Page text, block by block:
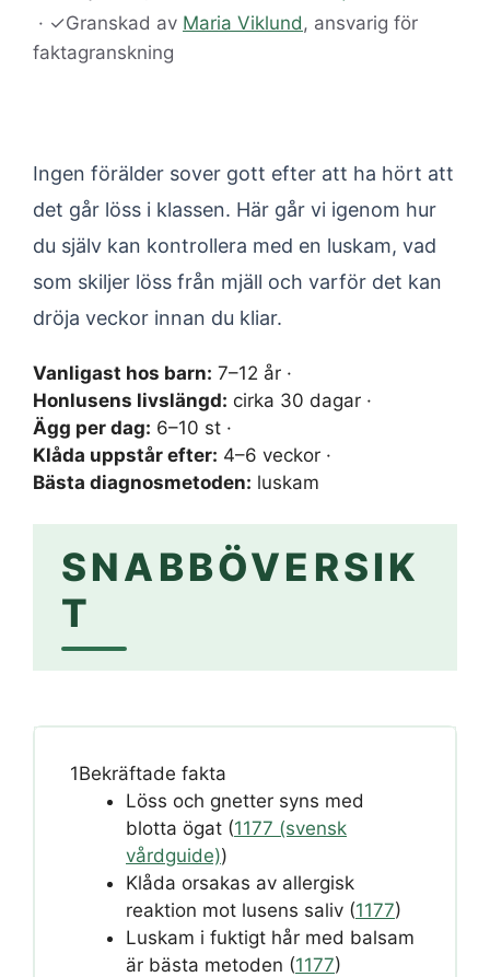
· ✓Granskad av Maria Viklund , ansvarig för
faktagranskning
Ingen förälder sover gott efter att ha hört att
det går löss i klassen. Här går vi igenom hur
du själv kan kontrollera med en luskam, vad
som skiljer löss från mjäll och varför det kan
dröja veckor innan du kliar.
Vanligast hos barn: 7–12 år ·
Honlusens livslängd: cirka 30 dagar ·
Ägg per dag: 6–10 st ·
Klåda uppstår efter: 4–6 veckor ·
Bästa diagnosmetoden: luskam
SNABBÖVERSIK
T
1Bekräftade fakta
Löss och gnetter syns med
blotta ögat (1177 (svensk
vårdguide))
Klåda orsakas av allergisk
reaktion mot lusens saliv (1177)
Luskam i fuktigt hår med balsam
är bästa metoden (1177)